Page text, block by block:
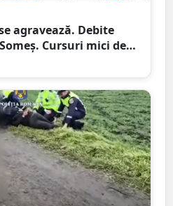
agravează. Debite
Cursuri mici de